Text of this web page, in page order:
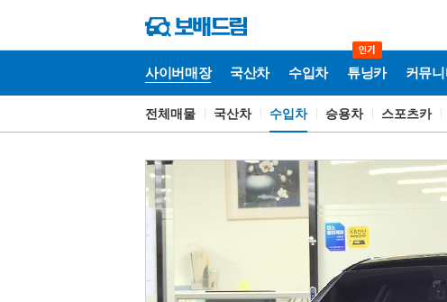
사이버매장 국산차 수입차 튜닝카 커뮤니
사
전체매물 국산차 수입차 승용차 스포츠카